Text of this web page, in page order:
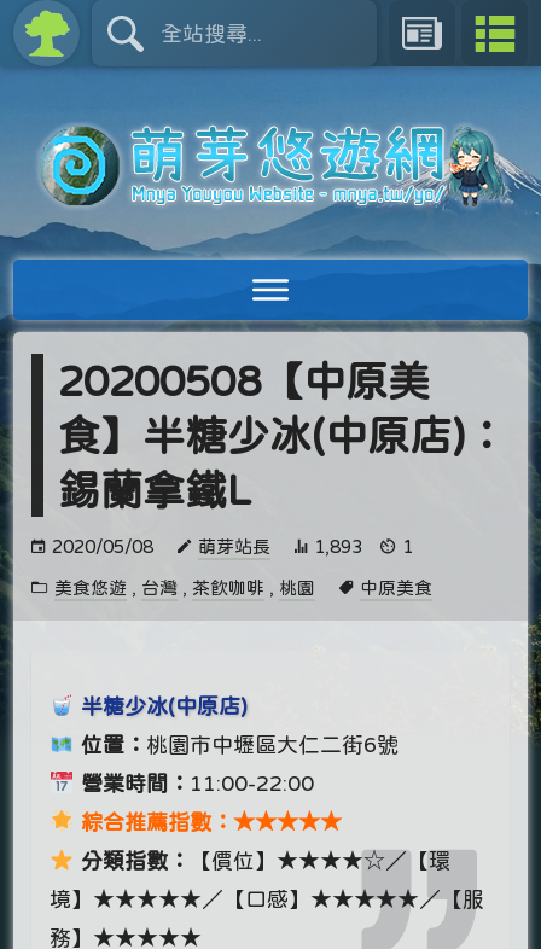
20200508【中原美
食】半糖少冰(中原店)：
錫蘭拿鐵L
2020/05/08 萌芽站長 1,893 1
美食悠遊 , 台灣 , 茶飲咖啡 , 桃園 中原美食
半糖少冰(中原店)
位置： 桃園市中壢區大仁二街6號
營業時間： 11:00-22:00
綜合推薦指數：★★★★★
分類指數：
【價位】★★★★☆／【環
境】★★★★★／【口感】★★★★★／【服
務】★★★★★